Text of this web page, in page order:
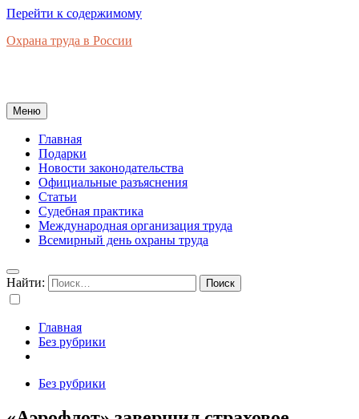
Перейти к содержимому
Охрана труда в России
Меню
Главная
Подарки
Новости законодательства
Официальные разъяснения
Статьи
Судебная практика
Международная организация труда
Всемирный день охраны труда
Найти:
Главная
Без рубрики
Без рубрики